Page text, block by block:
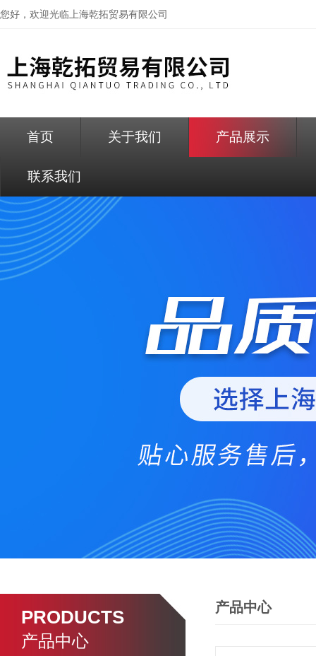
您好，欢迎光临上海乾拓贸易有限公司
首页 关于我们 产品展示
联系我们
PRODUCTS
产品中心
产品中心